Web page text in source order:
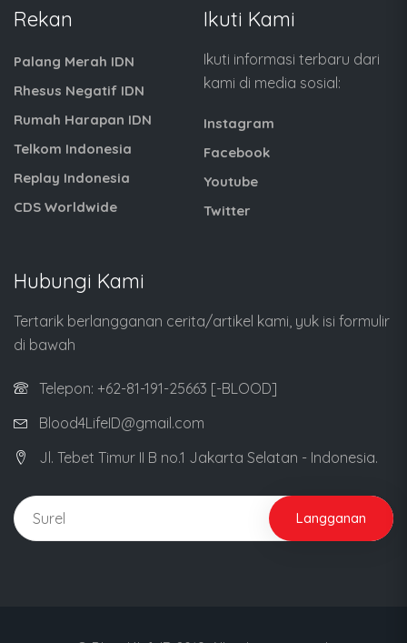
Rekan
Palang Merah IDN
Rhesus Negatif IDN
Rumah Harapan IDN
Telkom Indonesia
Replay Indonesia
CDS Worldwide
Ikuti Kami
Ikuti informasi terbaru dari
kami di media sosial:
Instagram
Facebook
Youtube
Twitter
Hubungi Kami
Tertarik berlangganan cerita/artikel kami, yuk isi formulir
di bawah
Telepon: +62-81-191-25663 [-BLOOD]
Blood4LifeID@gmail.com
Jl. Tebet Timur II B no.1 Jakarta Selatan - Indonesia.
Langganan